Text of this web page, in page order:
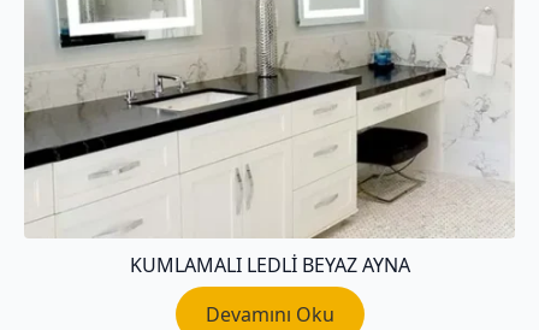
KUMLAMALI LEDLI BEYAZ AYNA
Devamını Oku